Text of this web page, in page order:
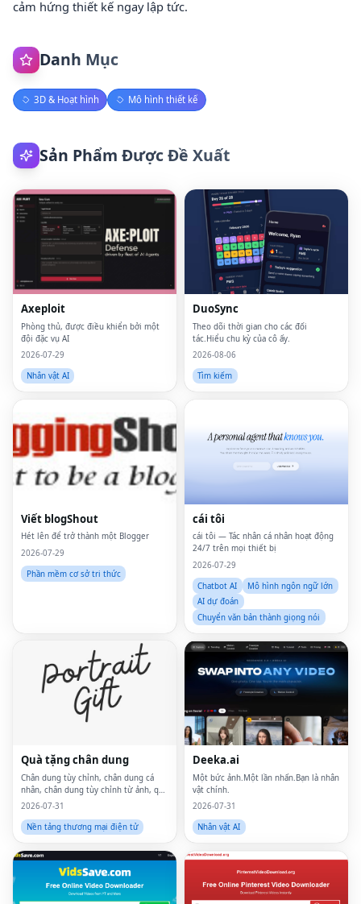
cảm hứng thiết kế ngay lập tức.
Danh Mục
3D & Hoạt hình Mô hình thiết kế
Sản Phẩm Được Đề Xuất
Axeploit
Phòng thủ, được điều khiển bởi một
đội đặc vụ AI
2026-07-29
Nhân vật AI
DuoSync
Theo dõi thời gian cho các đối
tác.Hiểu chu kỳ của cô ấy.
2026-08-06
Tìm kiếm
Viết blogShout
Hét lên để trở thành một Blogger
2026-07-29
Phần mềm cơ sở tri thức
cái tôi
cái tôi — Tác nhân cá nhân hoạt động
24/7 trên mọi thiết bị
2026-07-29
Chatbot AI
Mô hình ngôn ngữ lớn
AI dự đoán
Chuyển văn bản thành giọng nói
Quà tặng chân dung
Chân dung tùy chỉnh, chân dung cá
nhân, chân dung tùy chỉnh từ ảnh, quà
tặng cá nhân, in canvas tùy chỉnh,
tường tùy chỉnh, nghệ thuật treo
tường cá nhân, tá
2026-07-31
Nền tảng thương mại điện tử
Deeka.ai
Một bức ảnh.Một lần nhấn.Bạn là nhân
vật chính.
2026-07-31
Nhân vật AI